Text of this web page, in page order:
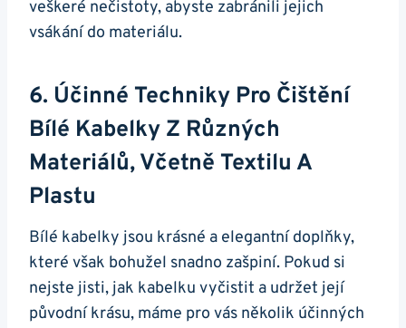
veškeré ⁢nečistoty, abyste zabránili jejich
vsákání do materiálu.
6. Účinné Techniky Pro Čištění
Bílé Kabelky Z Různých
Materiálů, Včetně Textilu A
Plastu
Bílé kabelky jsou krásné ​a elegantní doplňky,
které však bohužel snadno zašpiní. Pokud si‌
nejste ⁣jisti, jak​ kabelku vyčistit a ⁤udržet její
původní krásu, máme pro vás několik účinných